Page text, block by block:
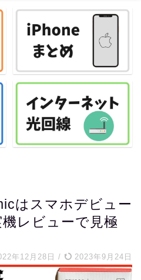
はスマホデビュー
レビューで見極
年12月28日 / 2023年9月24日